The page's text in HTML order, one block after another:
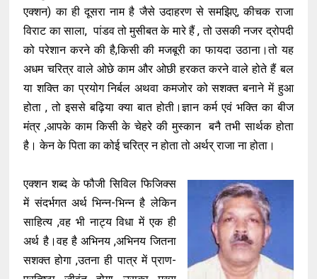
एक्शन) का ही दूसरा नाम है जैसे उदाहरण से समझिए, कीचक राजा
विराट का साला, पांडव तो मुसीबत के मारे हैं , तो उसकी नजर द्रोपदी
को परेशान करने की है,किसी की मजबूरी का फायदा उठाना।तो यह
अधम चरित्र वाले ओछे काम और ओछी हरकत करने वाले होते हैं बल
या शक्ति का प्रयोग निर्बल अथवा कमजोर को सशक्त बनाने में हुआ
होता , तो इससे बढ़िया क्या बात होती।ज्ञान कर्म एवं भक्ति का बीज
मंत्र ,आपके काम किसी के चेहरे की मुस्कान बनै तभी सार्थक होता
है। केन के पिता का कोई चरित्र न होता तो अर्थर् राजा ना होता।
एक्शन शब्द के फौजी सिविल फिजिक्स
में संदर्भगत अर्थ भिन्न-भिन्न है लेकिन
साहित्य ,वह भी नाट्य विधा में एक ही
अर्थ है।वह है अभिनय ,अभिनय जितना
सशक्त होगा ,उतना ही पात्र में प्राण-